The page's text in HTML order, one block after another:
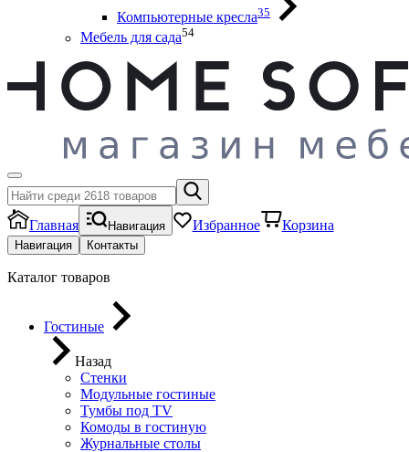
Компьютерные кресла35
Мебель для сада54
Главная Навигация Избранное Корзина
Навигация Контакты
Каталог товаров
Гостиные
Назад
Стенки
Модульные гостиные
Тумбы под ТV
Комоды в гостиную
Журнальные столы